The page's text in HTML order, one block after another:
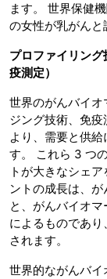
ます。 世界保健
の女性が乳がんと
プロファイリン
疫測定）
世界のがんバイ
ジング技術、免
より、需要と供
す。 これら 3 つ
トが大きなシェ
ントの成長は、
と、がんバイオ
によるものであ
されます。
世界的ながんバ